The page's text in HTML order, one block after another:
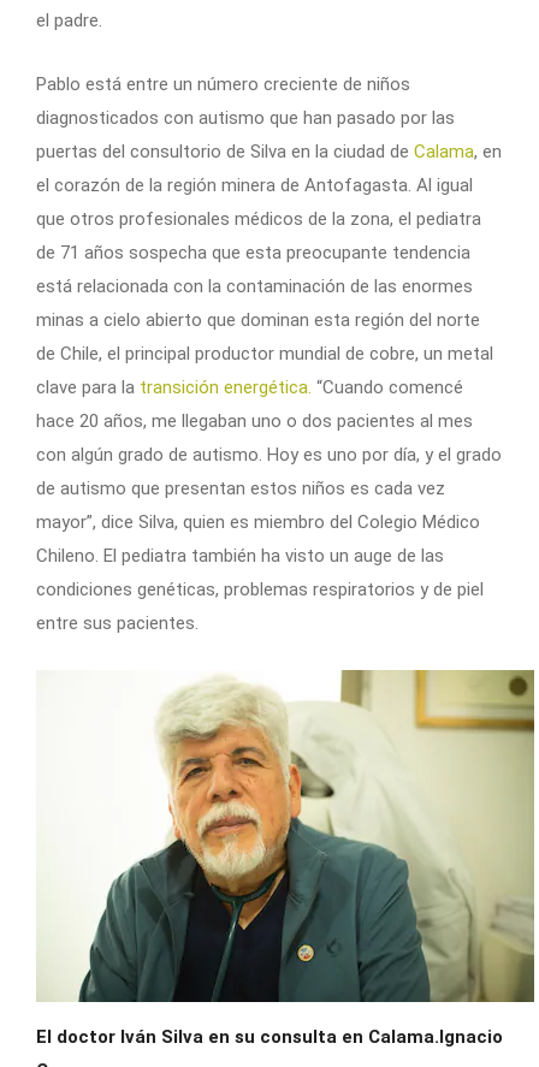
el padre.
Pablo está entre un número creciente de niños
diagnosticados con autismo que han pasado por las
puertas del consultorio de Silva en la ciudad de Calama, en
el corazón de la región minera de Antofagasta. Al igual
que otros profesionales médicos de la zona, el pediatra
de 71 años sospecha que esta preocupante tendencia
está relacionada con la contaminación de las enormes
minas a cielo abierto que dominan esta región del norte
de Chile, el principal productor mundial de cobre, un metal
clave para la transición energética. “Cuando comencé
hace 20 años, me llegaban uno o dos pacientes al mes
con algún grado de autismo. Hoy es uno por día, y el grado
de autismo que presentan estos niños es cada vez
mayor”, dice Silva, quien es miembro del Colegio Médico
Chileno. El pediatra también ha visto un auge de las
condiciones genéticas, problemas respiratorios y de piel
entre sus pacientes.
El doctor Iván Silva en su consulta en Calama.Ignacio